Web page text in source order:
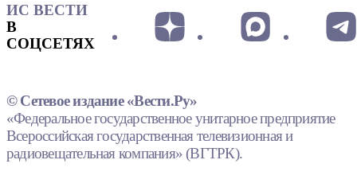
ИС ВЕСТИ
В
СОЦСЕТЯХ
© Сетевое издание «Вести.Ру»
«Федеральное государственное унитарное предприятие
Всероссийская государственная телевизионная и
радиовещательная компания» (ВГТРК).